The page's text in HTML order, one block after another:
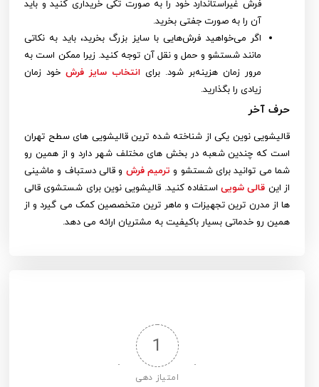
فرش غیراستاندارد خود را به صورت تکی خریداری کنید و باید
آن را به صورت جفتی بخرید.
اگر می‌خواهید فرش‌هایی با سایز بزرگ بخرید، باید به نکاتی
مانند شستشو و حمل و نقل آن توجه کنید. زیرا ممکن است به
مرور زمان هزینه‌بر شود. برای انتخاب سایز فرش خود زمان
زیادی را بگذارید.
حرف آخر
قالیشویی نوین یکی از شناخته شده ترین قالیشویی های سطح تهران
است که چندین شعبه در بخش های مختلف شهر دارد و از همین رو
شما می توانید برای شستشو و ترمیم فرش و قالی دستباف و ماشینی
از این قالی شوییاستفاده کنید. قالیشویی نوین برای شستشوی قالی
ها از مدرن ترین تجهیزات و ماهر ترین متخصصین کمک می گیرد و از
همین رو خدماتی بسیار باکیفیت به مشتریان ارائه می دهد.
1
امتیاز دهی